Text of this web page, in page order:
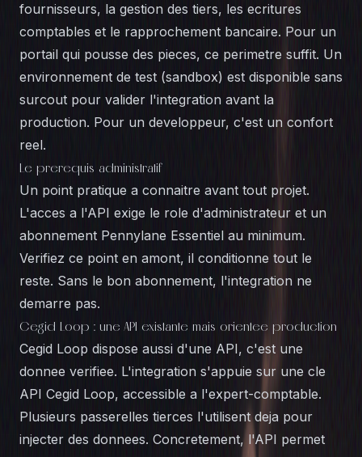
fournisseurs, la gestion des tiers, les ecritures
comptables et le rapprochement bancaire. Pour un
portail qui pousse des pieces, ce perimetre suffit. Un
environnement de test (sandbox) est disponible sans
surcout pour valider l'integration avant la
production. Pour un developpeur, c'est un confort
reel.
Le prerequis administratif
Un point pratique a connaitre avant tout projet.
L'acces a l'API exige le role d'administrateur et un
abonnement Pennylane Essentiel au minimum.
Verifiez ce point en amont, il conditionne tout le
reste. Sans le bon abonnement, l'integration ne
demarre pas.
Cegid Loop : une API existante mais orientee production
Cegid Loop dispose aussi d'une API, c'est une
donnee verifiee. L'integration s'appuie sur une cle
API Cegid Loop, accessible a l'expert-comptable.
Plusieurs passerelles tierces l'utilisent deja pour
injecter des donnees. Concretement, l'API permet